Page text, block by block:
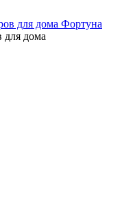
для дома